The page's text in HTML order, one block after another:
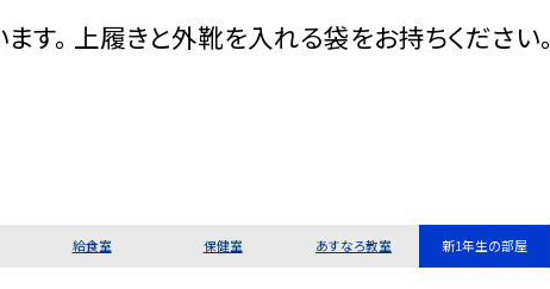
す。 上履きと外靴を入れる袋をお持ちください。
給食室 保健室 あすなろ教室 新1年生の部屋